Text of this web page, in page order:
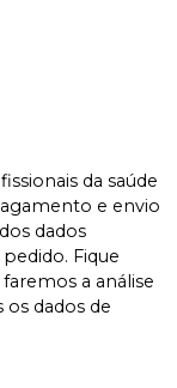
da saúde
e envio
dados
Fique
a análise
dados de